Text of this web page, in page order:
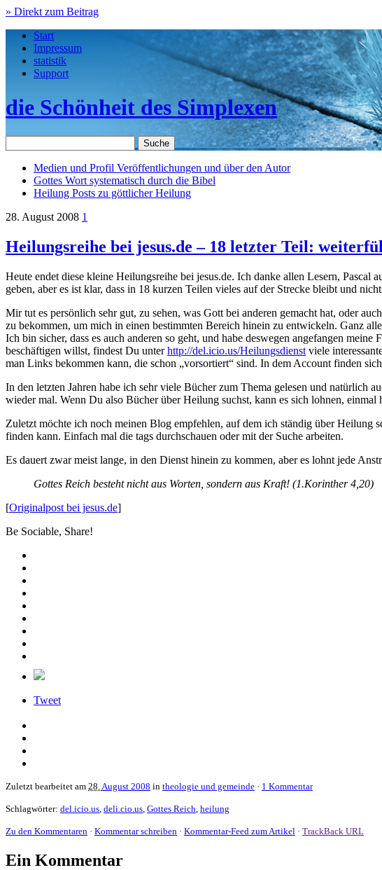
» Direkt zum Beitrag
Start
Impressum
statistik
Support
die Schönheit des Simplexen
Medien und Profil Veröffentlichungen und über den Autor
Gottes Wort systematisch durch die Bibel
Heilung Posts zu göttlicher Heilung
28. August 2008 1
Heilungsreihe bei jesus.de – 18 letzter Teil:
Heute endet diese kleine Heilungsreihe bei jesus.de. Ich danke allen Lesern, Pascal
geben, aber es ist klar, dass in 18 kurzen Teilen vieles auf der Strecke bleibt und
Mir tut es persönlich sehr gut, zu sehen, was Gott bei anderen gemacht hat, oder
zu bekommen, um mich in einen bestimmten Bereich hinein zu entwickeln. Ganz
Ich bin sicher, dass es auch anderen so geht, und habe deswegen angefangen
beschäftigen willst, findest Du unterhttp://del.icio.us/Heilungsdienst viele
man Links bekommen kann, die schon „vorsortiert“ sind. In dem Account finden
In den letzten Jahren habe ich sehr viele Bücher zum Thema gelesen und natürlich
wieder mal. Wenn Du also Bücher über Heilung suchst, kann es sich lohnen, einmal
Zuletzt möchte ich noch meinen Blog empfehlen, auf dem ich ständig über Heilung
finden kann. Einfach mal die tags durchschauen oder mit der Suche arbeiten.
Es dauert zwar meist lange, in den Dienst hinein zu kommen, aber es lohnt jede
Gottes Reich besteht nicht aus Worten, sondern aus Kraft! (1.Korinther 4,20)
[Originalpost bei jesus.de]
Be Sociable, Share!
Tweet
Zuletzt bearbeitet am 28. August 2008 in theologie und gemeinde · 1 Kommentar
Schlagwörter: del.icio.us deli.cio.us Gottes Reich heilung
Zu den Kommentaren · Kommentar schreiben · Kommentar-Feed zum Artikel · TrackBack URL
Ein Kommentar